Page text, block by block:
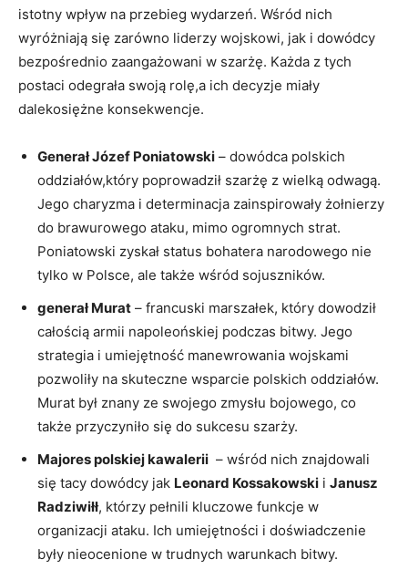
istotny⁢ wpływ na przebieg wydarzeń. Wśród nich
wyróżniają się zarówno liderzy wojskowi, jak‍ i dowódcy
bezpośrednio⁣ zaangażowani w szarżę. Każda z tych
postaci odegrała ⁣swoją ⁤rolę,a ich ​decyzje miały
dalekosiężne konsekwencje.
Generał Józef​ Poniatowski – dowódca polskich
⁣oddziałów,który poprowadził szarżę​ z⁢ wielką odwagą.
Jego charyzma i determinacja zainspirowały⁢ żołnierzy
do brawurowego ataku, mimo ogromnych strat.
⁤Poniatowski zyskał status ‍bohatera narodowego ​nie
⁤tylko w Polsce, ale także wśród sojuszników.
generał Murat – francuski marszałek, który dowodził
⁢całością armii napoleońskiej⁣ podczas⁤ bitwy. Jego
⁤strategia i umiejętność manewrowania wojskami
pozwoliły ‌na skuteczne wsparcie polskich oddziałów.
Murat był znany ze⁢ swojego zmysłu bojowego,​ co
także przyczyniło się‍ do⁤ sukcesu szarży.
Majores polskiej kawalerii ‌ – wśród nich znajdowali
się​ tacy dowódcy jak Leonard Kossakowski i Janusz
Radziwiłł, którzy pełnili kluczowe funkcje w
organizacji‍ ataku. Ich ⁤umiejętności i doświadczenie
były ⁢nieocenione w trudnych warunkach bitwy.